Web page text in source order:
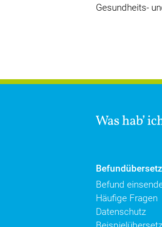
Gesundheits-
Befund
Häufige Fragen
Datenschutz